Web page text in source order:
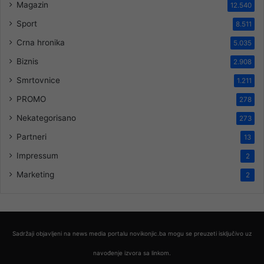
Magazin 12.540
Sport 8.511
Crna hronika 5.035
Biznis 2.908
Smrtovnice 1.211
PROMO 278
Nekategorisano 273
Partneri 13
Impressum 2
Marketing 2
Sadržaji objavljeni na news media portalu novikonjic.ba mogu se preuzeti isključivo uz
navođenje izvora sa linkom.